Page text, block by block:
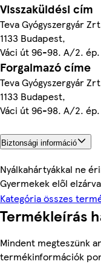
Visszaküldési cím
Teva Gyógyszergyár
1133 Budapest,
Váci út 96-98. A/2.
Forgalmazó címe
Teva Gyógyszergyár
1133 Budapest,
Váci út 96-98. A/2.
Biztonsági információ
Nyálkahártyákkal ne
Gyermekek elől
Kategória összes
Termékleírás
Mindent megteszünk
termékinformációk